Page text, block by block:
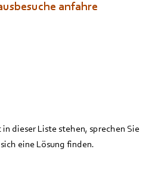
anfahre
dieser Liste stehen, sprechen Sie
eine Lösung finden.